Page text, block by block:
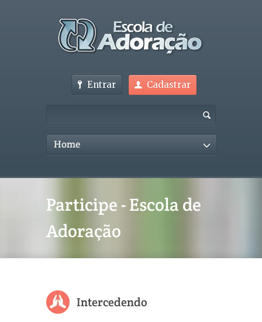
Entrar Cadastrar
Home
Participe - Escola de
Adoração
Intercedendo